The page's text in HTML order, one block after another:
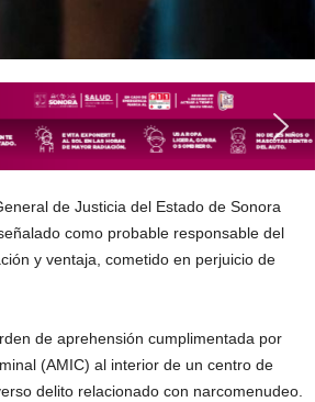
de Justicia del Estado de Sonora
como probable responsable del
y ventaja, cometido en perjuicio de
de aprehensión cumplimentada por
(AMIC) al interior de un centro de
delito relacionado con narcomenudeo.